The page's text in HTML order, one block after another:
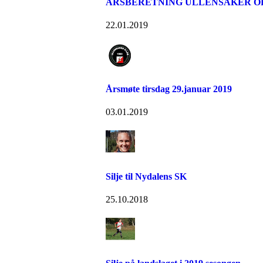
22.01.2019
Årsmøte tirsdag 29.januar 2019
03.01.2019
Silje til Nydalens SK
25.10.2018